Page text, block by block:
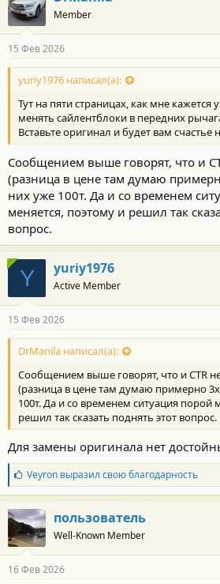
Member
15 Фев 2026
yuriy1976 написал(а):
Тут на пяти страницах, как мне кажется
менять сайлентблоки в передних
Вставьте оригинал и будет вам счастье
Сообщением выше говорят, что и
(разница в цене там думаю
них уже 100т. Да и со временем
меняется, поэтому и решил так
вопрос.
Y yuriy1976
Active Member
15 Фев 2026
DrManila написал(а):
Сообщением выше говорят, что и CTR
(разница в цене там думаю примерно
100т. Да и со временем ситуация порой
решил так сказать поднять этот вопрос.
Для замены оригинала нет
Б
л
а
г
о
д
а
н
Veyronвыразил свою благодарность
пользователь
Well-Known Member
16 Фев 2026